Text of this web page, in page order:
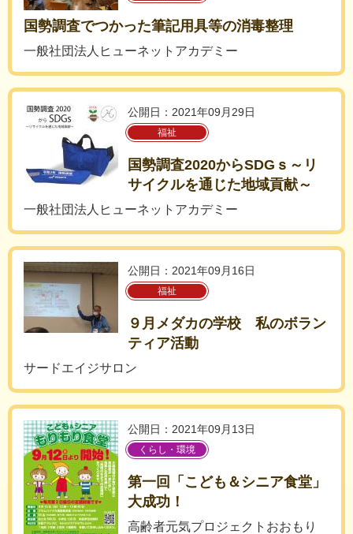
国勢調査でつかった筆記用具等の消毒整理
一般社団法人ヒューネットアカデミー
公開日：2021年09月29日
福祉
国勢調査2020からSDGｓ～リ
サイクルを通じた地域貢献～
一般社団法人ヒューネットアカデミー
公開日：2021年09月16日
福祉
９月メダカの学校 私のボラン
ティア活動
サードエイジサロン
公開日：2021年09月13日
くらし・環境
第一回「こども＆シニア食堂」
大成功！
高齢者元気プロジェクトおおもり